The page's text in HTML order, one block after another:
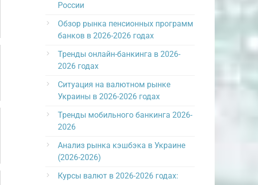
России
Обзор рынка пенсионных программ
банков в 2026-2026 годах
Тренды онлайн-банкинга в 2026-
2026 годах
Ситуация на валютном рынке
Украины в 2026-2026 годах
Тренды мобильного банкинга 2026-
2026
Анализ рынка кэшбэка в Украине
(2026-2026)
Курсы валют в 2026-2026 годах: